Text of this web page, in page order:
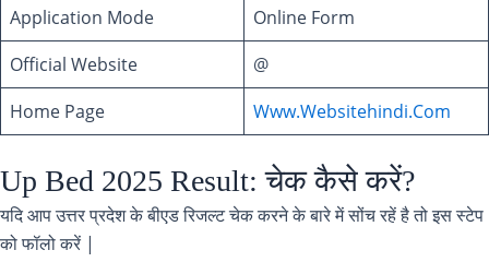
Application Mode
Online Form
Official Website
@
Home Page
Www.Websitehindi.Com
Up Bed 2025 Result: चेक कैसे करें?
यदि आप उत्तर प्रदेश के बीएड रिजल्ट चेक करने के बारे में सोंच रहें है तो इस स्टेप
को फॉलो करें |